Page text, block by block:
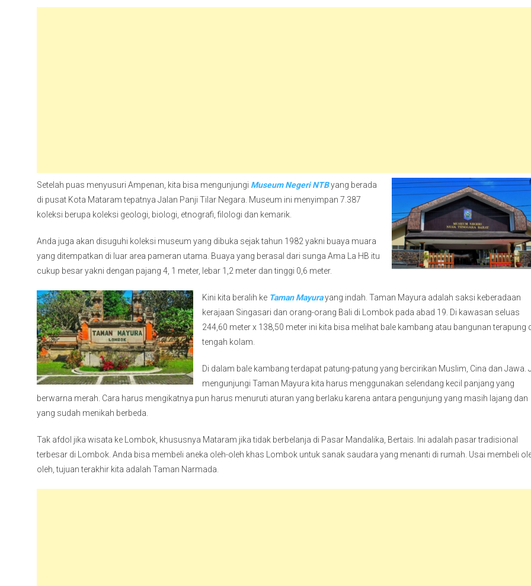
Setelah puas menyusuri Ampenan, kita bisa mengunjungi Museum Negeri NTByang berada
di pusat Kota Mataram tepatnya Jalan Panji Tilar Negara. Museum ini menyimpan 7.387
koleksi berupa koleksi geologi, biologi, etnografi, filologi dan kemarik.
Anda juga akan disuguhi koleksi museum yang dibuka sejak tahun 1982 yakni buaya muara
yang ditempatkan di luar area pameran utama. Buaya yang berasal dari sunga Ama La HB itu
cukup besar yakni dengan pajang 4, 1 meter, lebar 1,2 meter dan tinggi 0,6 meter.
Kini kita beralih ke Taman Mayurayang indah. Taman Mayura adalah saksi keberadaan
kerajaan Singasari dan orang-orang Bali di Lombok pada abad 19. Di kawasan seluas
244,60 meter x 138,50 meter ini kita bisa melihat bale kambang atau bangunan terapung
tengah kolam.
Di dalam bale kambang terdapat patung-patung yang bercirikan Muslim, Cina dan Jawa.
mengunjungi Taman Mayura kita harus menggunakan selendang kecil panjang yang
berwarna merah. Cara harus mengikatnya pun harus menuruti aturan yang berlaku karena antara pengunjung yang masih lajang dan
yang sudah menikah berbeda.
Tak afdol jika wisata ke Lombok, khususnya Mataram jika tidak berbelanja di Pasar Mandalika, Bertais. Ini adalah pasar tradisional
terbesar di Lombok. Anda bisa membeli aneka oleh-oleh khas Lombok untuk sanak saudara yang menanti di rumah. Usai membeli
oleh, tujuan terakhir kita adalah Taman Narmada.